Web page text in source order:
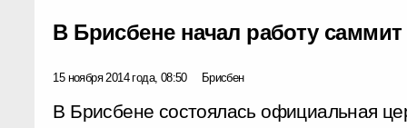
В Брисбене начал работу
15 ноября 2014 года, 08:50 Брисбен
В Брисбене состоялась официальная